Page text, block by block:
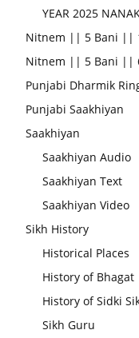
YEAR 2025
Nitnem || 5 Bani ||
Nitnem || 5 Bani ||
Punjabi Dharmik
Punjabi Saakhiyan
Saakhiyan
Saakhiyan Audio
Saakhiyan Text
Saakhiyan Video
Sikh History
Historical Places
History of Bhagat
History of Sidki
Sikh Guru